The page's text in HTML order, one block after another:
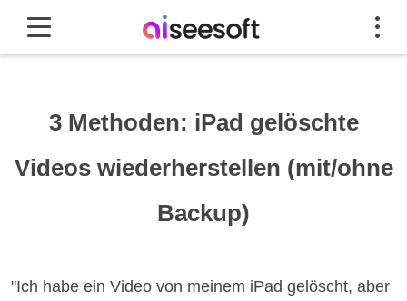
3 Methoden: iPad gelöschte
Videos wiederherstellen (mit/ohne
Backup)
"Ich habe ein Video von meinem iPad gelöscht, aber